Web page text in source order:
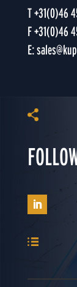
T+31(0)46
F +31(0)46
E: